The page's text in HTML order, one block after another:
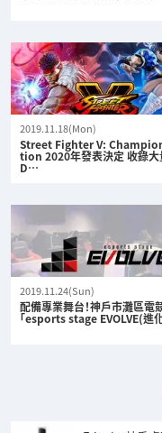
2019.11.18(Mon)
Street Fighter V:
tion 2020年發表決定 收錄大
D…
2019.11.24(Sun)
配備專業舞台！神戶市灘區電
「esports stage EVOLVE(進